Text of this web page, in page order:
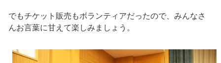
でもチケット販売もボランティアだったので、みんなさ
んお言葉に甘えて楽しみましょう。